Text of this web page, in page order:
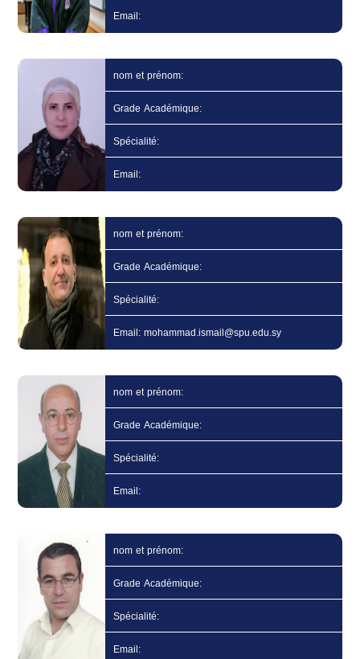
Email:
nom et prénom:
Grade Académique:
Spécialité:
Email:
nom et prénom:
Grade Académique:
Spécialité:
Email: mohammad.ismail@spu.edu.sy
nom et prénom:
Grade Académique:
Spécialité:
Email:
nom et prénom:
Grade Académique:
Spécialité:
Email: